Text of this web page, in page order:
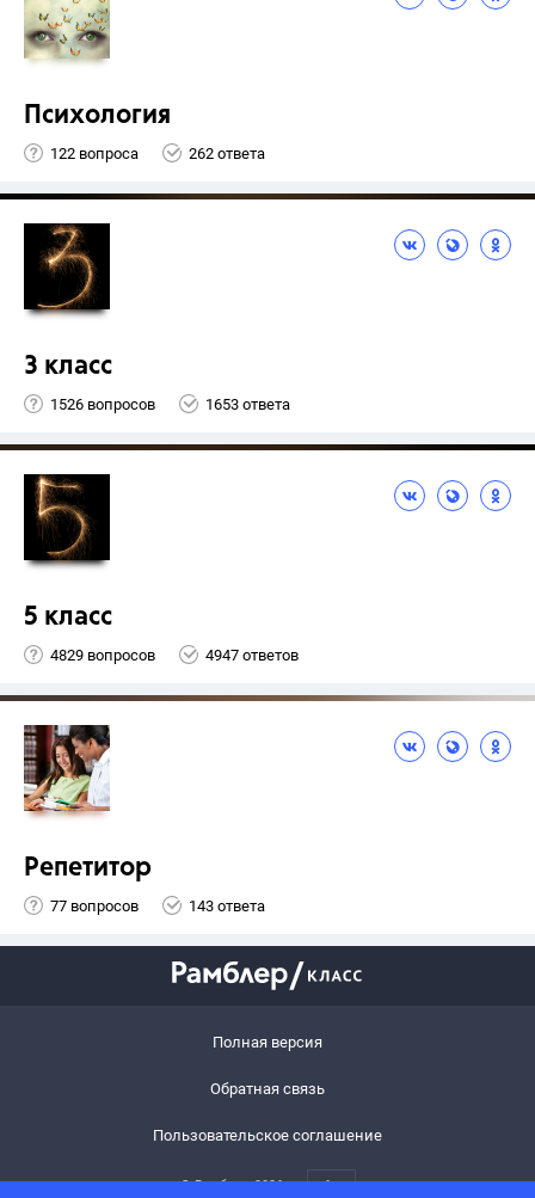
Психология
122 вопроса 262 ответа
3 класс
1526 вопросов 1653 ответа
5 класс
4829 вопросов 4947 ответов
Репетитор
77 вопросов 143 ответа
Полная версия
Обратная связь
Пользовательское соглашение
© Рамблер,2026 6+